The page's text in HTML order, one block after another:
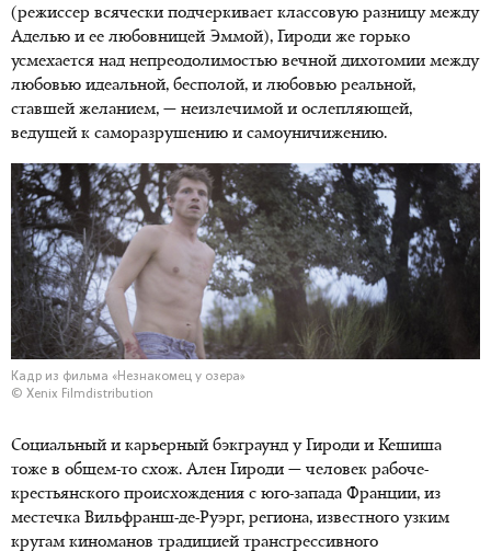
(режиссер всячески подчеркивает классовую разницу между
Аделью и ее любовницей Эммой), Гироди же горько
усмехается над непреодолимостью вечной дихотомии между
любовью идеальной, бесполой, и любовью реальной,
ставшей желанием, — неизлечимой и ослепляющей,
ведущей к саморазрушению и самоуничижению.
Кадр из фильма «Незнакомец у озера»
© Xenix Filmdistribution
Социальный и карьерный бэкграунд у Гироди и Кешиша
тоже в общем-то схож. Ален Гироди — человек рабоче-
крестьянского происхождения с юго-запада Франции, из
местечка Вильфранш-де-Руэрг, региона, известного узким
кругам киноманов традицией трансгрессивного